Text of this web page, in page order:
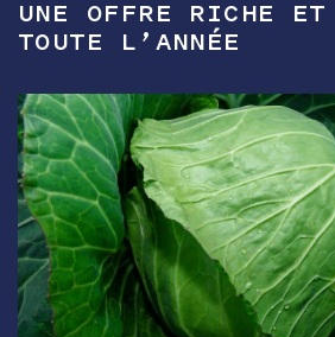
UNE OFFRE RICHE
TOUTE L’ANNÉE